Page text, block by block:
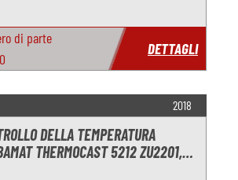
di parte
DETTAGLI
2018
DELLA TEMPERATURA
THERMOCAST 5212 ZU2201,